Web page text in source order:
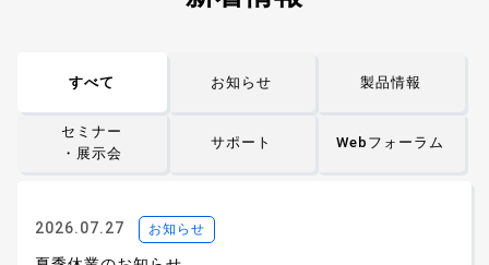
すべて お知らせ 製品情報
セミナー
・展示会
サポート Webフォーラム
2026.07.27 お知らせ